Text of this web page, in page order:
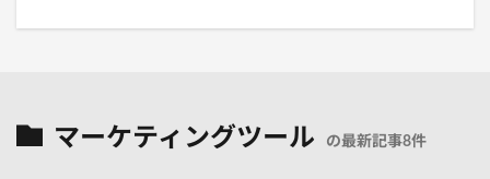
マーケティングツール の最新記事8件